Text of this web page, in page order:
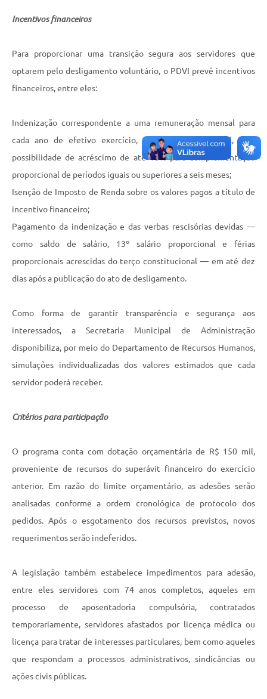
Incentivos financeiros
Para proporcionar uma transição segura aos servidores que
optarem pelo desligamento voluntário, o PDVI prevê incentivos
financeiros, entre eles:
Indenização correspondente a uma remuneração mensal para
cada ano de efetivo exercício, limitada a R$ 30 mil, com
possibilidade de acréscimo de até 10% para complementação
proporcional de períodos iguais ou superiores a seis meses;
Isenção de Imposto de Renda sobre os valores pagos a título de
incentivo financeiro;
Pagamento da indenização e das verbas rescisórias devidas —
como saldo de salário, 13º salário proporcional e férias
proporcionais acrescidas do terço constitucional — em até dez
dias após a publicação do ato de desligamento.
Como forma de garantir transparência e segurança aos
interessados, a Secretaria Municipal de Administração
disponibiliza, por meio do Departamento de Recursos Humanos,
simulações individualizadas dos valores estimados que cada
servidor poderá receber.
Critérios para participação
O programa conta com dotação orçamentária de R$ 150 mil,
proveniente de recursos do superávit financeiro do exercício
anterior. Em razão do limite orçamentário, as adesões serão
analisadas conforme a ordem cronológica de protocolo dos
pedidos. Após o esgotamento dos recursos previstos, novos
requerimentos serão indeferidos.
A legislação também estabelece impedimentos para adesão,
entre eles servidores com 74 anos completos, aqueles em
processo de aposentadoria compulsória, contratados
temporariamente, servidores afastados por licença médica ou
licença para tratar de interesses particulares, bem como aqueles
que respondam a processos administrativos, sindicâncias ou
ações civis públicas.